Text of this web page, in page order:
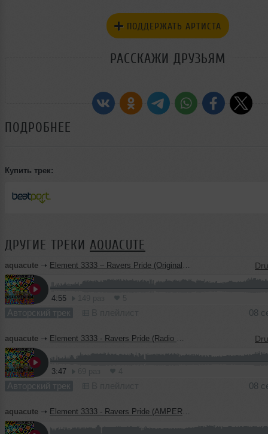
ПОДДЕРЖАТЬ АРТИСТА
РАССКАЖИ ДРУЗЬЯМ
ПОДРОБНЕЕ
Купить трек:
ДРУГИЕ ТРЕКИ AQUACUTE
aquacute ➝ Element 3333 – Ravers Pride (Original Mix)
4:55
Авторский трек 08
aquacute ➝ Element 3333 - Ravers Pride (Radio Mix)
3:47
Авторский трек 08
aquacute ➝ Element 3333 - Ravers Pride (AMPERMETER RMX)